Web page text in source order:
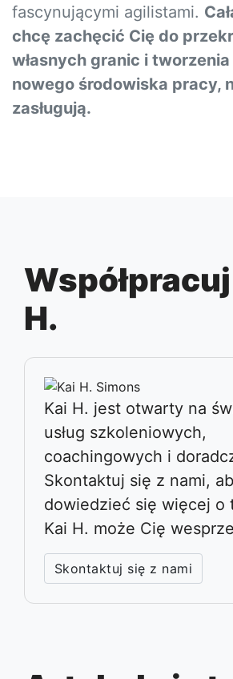
fascynującymi agilistami.
chcę zachęcić Cię do
własnych granic i
nowego środowiska pracy,
zasługują.
H.
Kai H. jest otwarty na
usług szkoleniowych,
coachingowych i
Skontaktuj się z nami,
dowiedzieć się więcej o
Kai H. może Cię
Skontaktuj się z nami